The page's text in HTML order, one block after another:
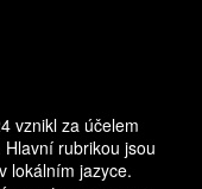
vznikl za účelem
rubrikou jsou
lokálním jazyce.